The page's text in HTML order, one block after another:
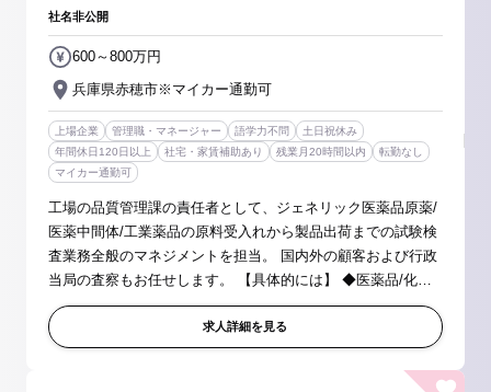
社名非公開
兵庫県赤穂市※マイカー通勤可
600～800万円
上場企業 管理職・マネージャー 語学力不問
土日祝休み
年間休日120日以上
社宅・家賃補助あり 残業月20時間以内
転勤なし
マイカー通勤可
工場の品質管理課の責任者として、ジェネリック医薬品原薬/
医薬中間体/工業薬品の原料受入れから製品出荷までの試験検
査業務全般のマネジメントを担当。 国内外の顧客および行政
当局の査察もお任せします。 【具体的には】 ◆医薬品/化成
品の原料から製造に関する分析業務、分析方法の開発、 微
量不純物の構造解...
求人詳細を見る